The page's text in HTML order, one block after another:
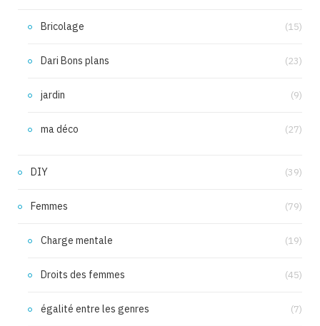
Bricolage (15)
Dari Bons plans (23)
jardin (9)
ma déco (27)
DIY (39)
Femmes (79)
Charge mentale (19)
Droits des femmes (45)
égalité entre les genres (7)